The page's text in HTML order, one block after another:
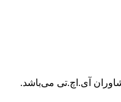
آی.اچ.تی می‌باشد.